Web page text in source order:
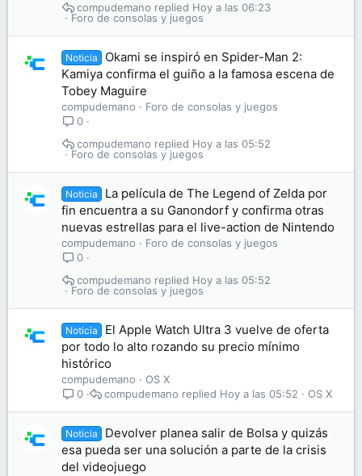
Foro de consolas y juegos
Hoy a las 06:23
compudemano
Noticia
Okami se inspiró en Spider-Man 2:
Kamiya confirma el guiño a la famosa escena de
Tobey Maguire
compudemano
Foro de consolas y juegos
0
Foro de consolas y juegos
Hoy a las 05:52
compudemano
Noticia
La película de The Legend of Zelda por
fin encuentra a su Ganondorf y confirma otras
nuevas estrellas para el live-action de Nintendo
compudemano
Foro de consolas y juegos
0
Foro de consolas y juegos
Hoy a las 05:52
compudemano
Noticia
El Apple Watch Ultra 3 vuelve de oferta
por todo lo alto rozando su precio mínimo
histórico
compudemano
OS X
0
OS X
Hoy a las 05:52
compudemano
Noticia
Devolver planea salir de Bolsa y quizás
esa pueda ser una solución a parte de la crisis
del videojuego